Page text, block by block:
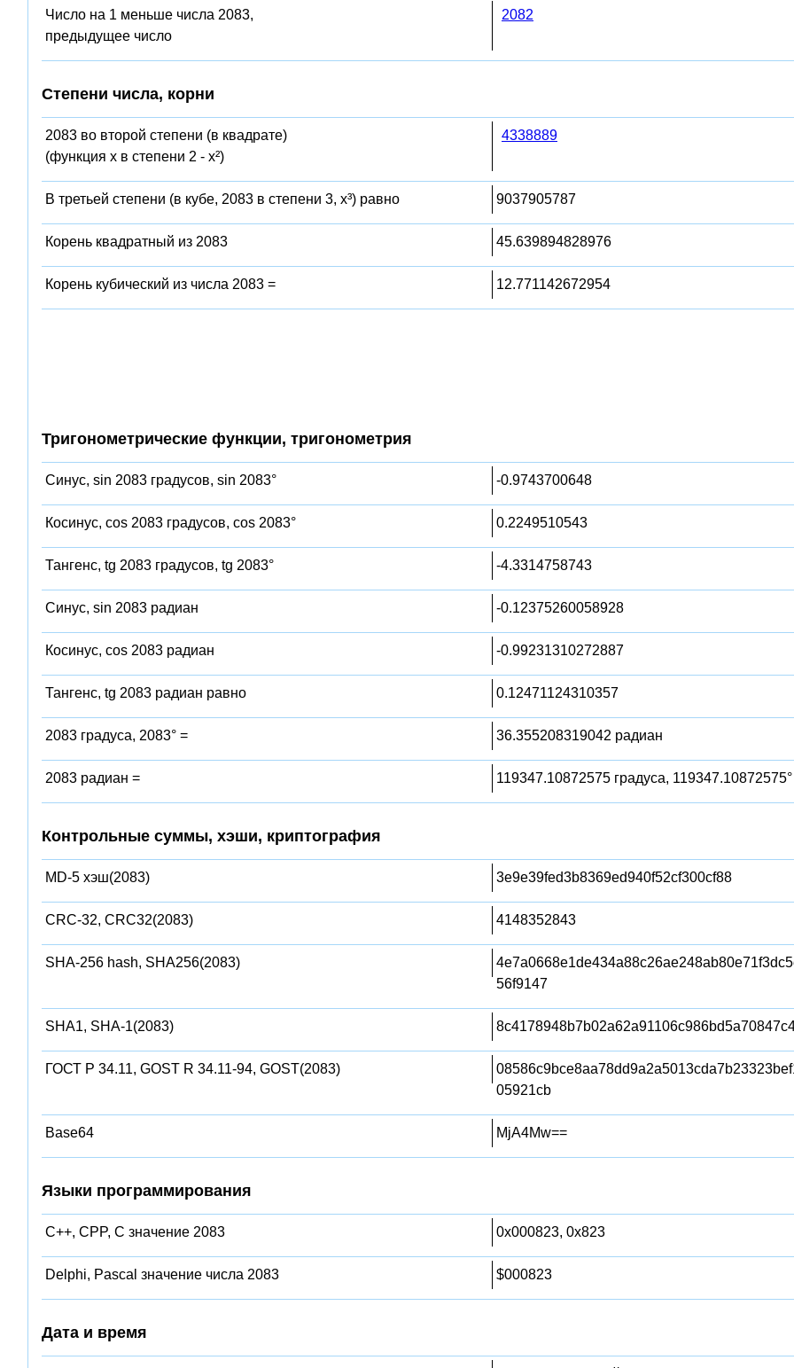
Число на 1 меньше числа 2083,
предыдущее число
2082
Степени числа, корни
2083 во второй степени (в квадрате)
(функция x в степени 2 - x²)
4338889
В третьей степени (в кубе, 2083 в степени 3, x³) равно 9037905787
Корень квадратный из 2083 45.639894828976
Корень кубический из числа 2083 = 12.771142672954
Тригонометрические функции, тригонометрия
Синус, sin 2083 градусов, sin 2083° -0.9743700648
Косинус, cos 2083 градусов, cos 2083° 0.2249510543
Тангенс, tg 2083 градусов, tg 2083° -4.3314758743
Синус, sin 2083 радиан -0.12375260058928
Косинус, cos 2083 радиан -0.99231310272887
Тангенс, tg 2083 радиан равно 0.12471124310357
2083 градуса, 2083° = 36.355208319042 радиан
2083 радиан = 119347.10872575 градуса, 119347.10872575°
Контрольные суммы, хэши, криптография
MD-5 хэш(2083) 3e9e39fed3b8369ed940f52cf300cf88
CRC-32, CRC32(2083) 4148352843
SHA-256 hash, SHA256(2083)
56f9147
SHA1, SHA-1(2083)
ГОСТ Р 34.11, GOST R 34.11-94, GOST(2083)
05921cb
Base64 MjA4Mw==
Языки программирования
C++, CPP, C значение 2083 0x000823, 0x823
Delphi, Pascal значение числа 2083 $000823
Дата и время